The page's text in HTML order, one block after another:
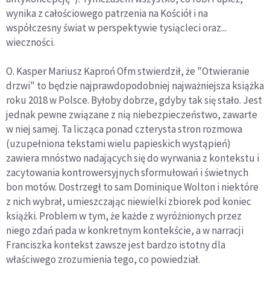
wynika z całościowego patrzenia na Kościół i na
współczesny świat w perspektywie tysiącleci oraz...
wieczności.
O. Kasper Mariusz Kaproń Ofm stwierdził, że "Otwieranie
drzwi" to będzie najprawdopodobniej najważniejsza książka
roku 2018 w Polsce. Byłoby dobrze, gdyby tak się stało. Jest
jednak pewne związane z nią niebezpieczeństwo, zawarte
w niej samej. Ta licząca ponad czterysta stron rozmowa
(uzupełniona tekstami wielu papieskich wystąpień)
zawiera mnóstwo nadających się do wyrwania z kontekstu i
zacytowania kontrowersyjnych sformułowań i świetnych
bon motów. Dostrzegł to sam Dominique Wolton i niektóre
z nich wybrał, umieszczając niewielki zbiorek pod koniec
książki. Problem w tym, że każde z wyróżnionych przez
niego zdań pada w konkretnym kontekście, a w narracji
Franciszka kontekst zawsze jest bardzo istotny dla
właściwego zrozumienia tego, co powiedział.